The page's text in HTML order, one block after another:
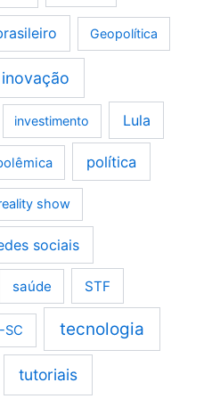
Geopolítica
inovação
investimento Lula
política
show
sociais
saúde STF
SC tecnologia
tutoriais